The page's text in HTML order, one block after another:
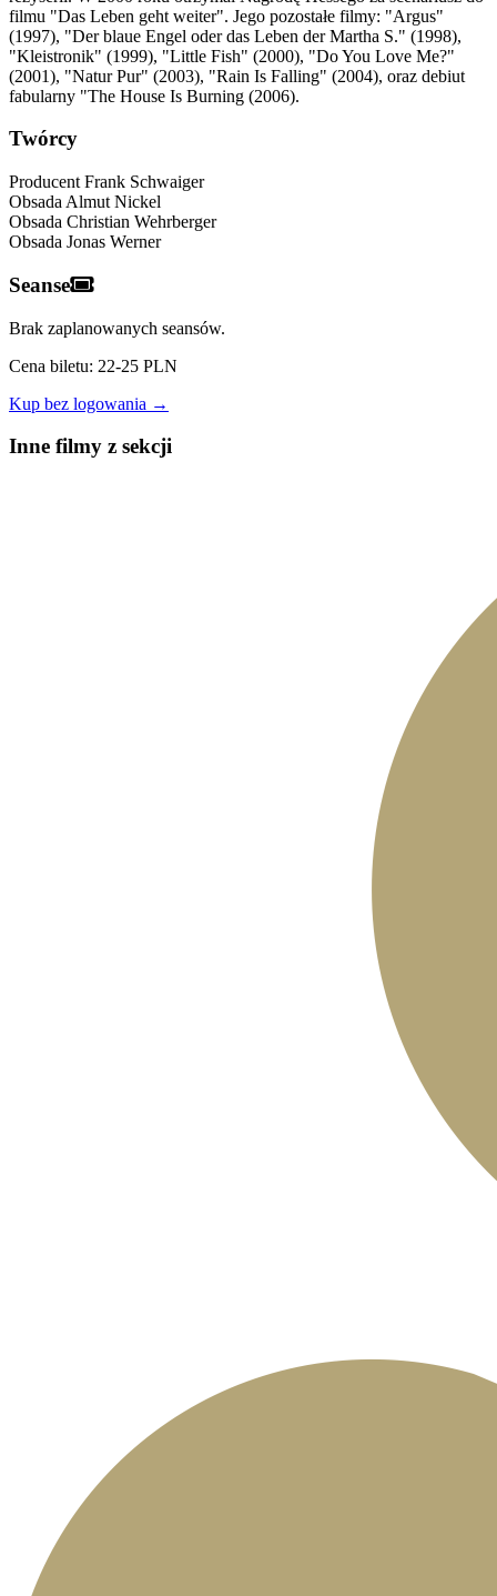
filmu "Das Leben geht weiter". Jego pozostałe filmy: "Argus"
(1997), "Der blaue Engel oder das Leben der Martha S." (1998),
"Kleistronik" (1999), "Little Fish" (2000), "Do You Love Me?"
(2001), "Natur Pur" (2003), "Rain Is Falling" (2004), oraz debiut
fabularny "The House Is Burning (2006).
Twórcy
Producent Frank Schwaiger
Obsada Almut Nickel
Obsada Christian Wehrberger
Obsada Jonas Werner
Seanse
Brak zaplanowanych seansów.
Cena biletu: 22-25 PLN
Kup bez logowania →
Inne filmy z sekcji